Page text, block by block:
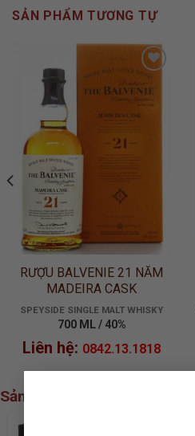
SẢN PHẨM TƯƠNG TỰ
ADD TO
RƯỢU BALVENIE 21 NĂM
MADEIRA CASK
SPEYSIDE SINGLE MALT WHISKY
700 ML / 40%
Liên hệ: 0842.13.1818
Sản phẩm xem nhiều nhất